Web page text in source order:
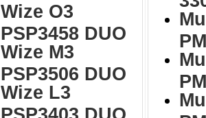
Wize O3
PSP3458 DUO
Wize M3
PSP3506 DUO
Wize L3
PSP3403 DUO